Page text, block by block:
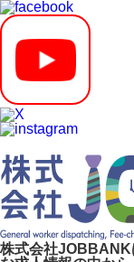
株式会社JOBBANK